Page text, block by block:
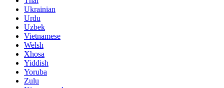
Ukrainian
Urdu
Uzbek
Vietnamese
Welsh
Xhosa
Yiddish
Yoruba
Zulu